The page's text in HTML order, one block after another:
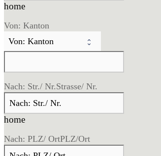
home
Von: Kanton
Nach: Str./ Nr.Strasse/ Nr.
home
Nach: PLZ/ OrtPLZ/Ort